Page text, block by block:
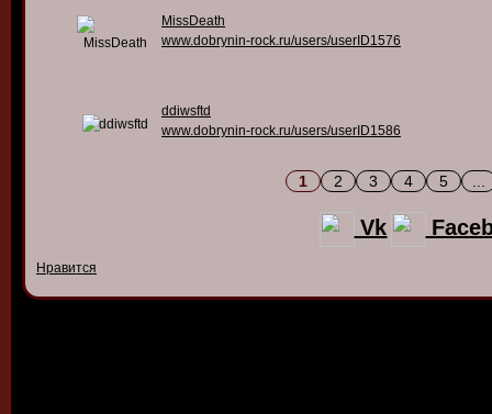
MissDeath
www.dobrynin-rock.ru/users/userID1576
ddiwsftd
www.dobrynin-rock.ru/users/userID1586
1 2 3 4 5
Vk
Нравится